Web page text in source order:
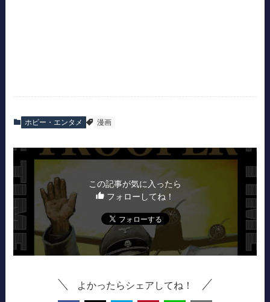
ホビー・エンタメ 漫画
この記事が気に入ったら
フォローしてね！
よかったらシェアしてね！